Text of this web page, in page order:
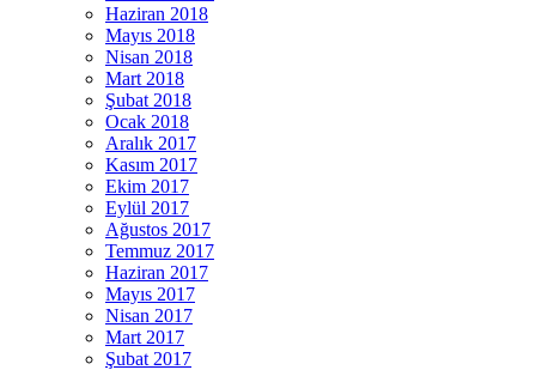
Haziran 2018
Mayıs 2018
Nisan 2018
Mart 2018
Şubat 2018
Ocak 2018
Aralık 2017
Kasım 2017
Ekim 2017
Eylül 2017
Ağustos 2017
Temmuz 2017
Haziran 2017
Mayıs 2017
Nisan 2017
Mart 2017
Şubat 2017